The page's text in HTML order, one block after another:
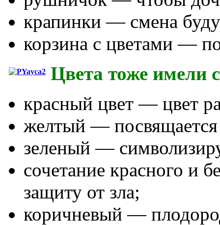
крапинки — смена
корзина с цветами —
Цвета тоже имели
красный цвет — цвет
желтый — посвящается
зеленый —
сочетание красного и
защиту от зла;
коричневый —